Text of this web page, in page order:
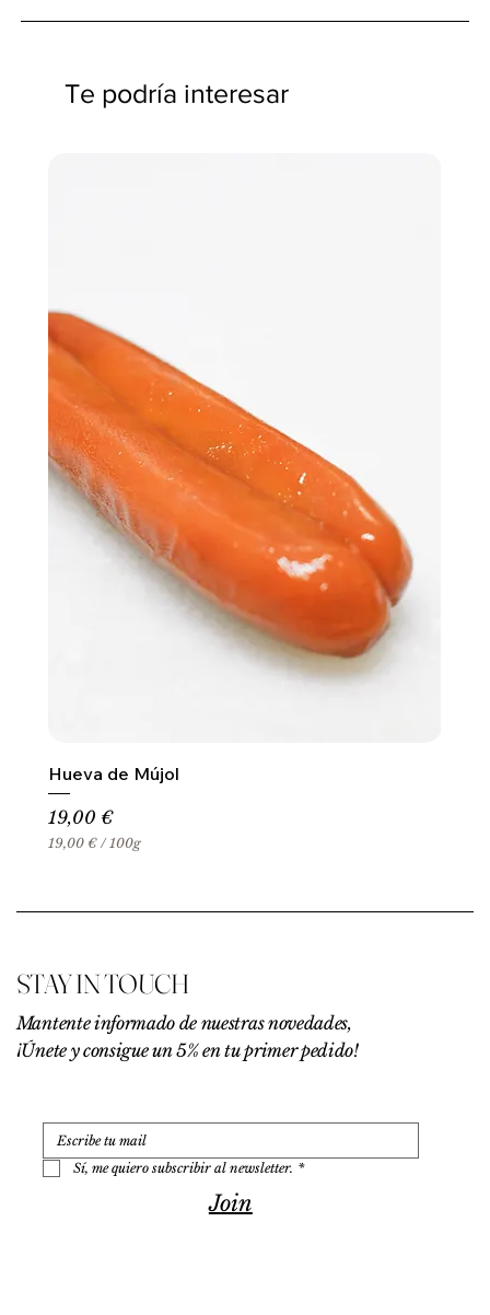
Te podría interesar
Hueva de Mújol
Precio
19,00 €
19,00 € /100g
0
p
r
1
0
a
m
o
s
STAY IN TOUCH
Mantente informado de nuestras novedades,
¡Únete y consigue un 5% en tu primer pedido!
Sí, me quiero subscribir al newsletter. *
Join